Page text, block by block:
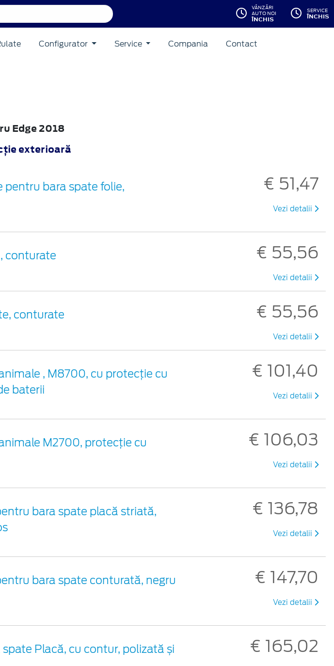
VÂNZĂRI
AUTO NOI
ÎNCHIS
SERVICE
ÎNCHIS
Configurator Service Compania Contact
Edge 2018
exterioară
bara spate folie,
€ 51,47
Vezi detalii
conturate € 55,56
Vezi detalii
conturate € 55,56
Vezi detalii
, M8700, cu protecție cu
baterii
€ 101,40
Vezi detalii
M2700, protecție cu
€ 106,03
Vezi detalii
bara spate placă striată,
€ 136,78
Vezi detalii
bara spate conturată, negru
€ 147,70
Vezi detalii
Placă, cu contur, polizată și
€ 165,02